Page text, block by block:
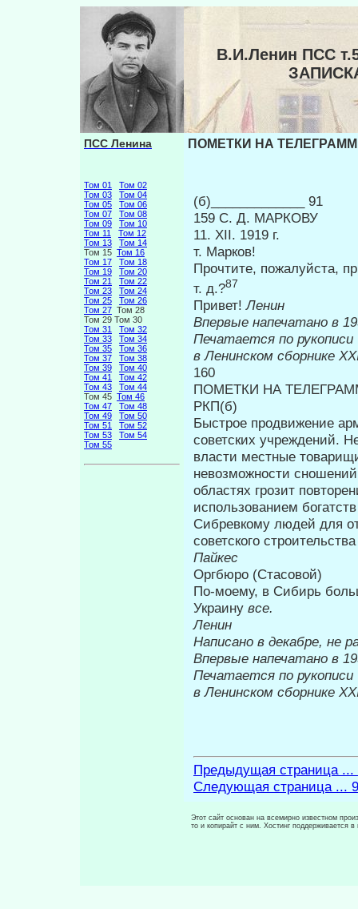
В.И.Ленин ПСС
ПСС Ленина
Том 01
Том 02
Том 03
Том 04
Том 05
Том 06
Том 07
Том 08
Том 09
Том 10
Том 11
Том 12
Том 13
Том 14
Том 15 Том 16
Том 17
Том 18
Том 19
Том 20
Том 21
Том 22
Том 23
Том 24
Том 25
Том 26
Том 27 Том 28
Том 29 Том 30
Том 31
Том 32
Том 33
Том 34
Том 35
Том 36
Том 37
Том 38
Том 39
Том 40
Том 41
Том 42
Том 43
Том 44
Том 45 Том 46
Том 47
Том 48
Том 49
Том 50
Том 51
Том 52
Том 53
Том 54
Том 55
ПОМЕТКИ НА
(б)_____________ 91
159 С. Д. МАРКОВУ
11. XII. 1919 г.
т. Марков!
Прочтите, пожалуйста,
т. д.?87
Привет!Ленин
Впервые
Печатается по рукописи
в Ленинском сборнике
160
ПОМЕТКИ НА
РКП(б)
Быстрое продвижение
советских учреждений.
власти местные
невозможности
областях грозит
использованием
Сибревкому людей для
советского
Пайкес
Оргбюро (Стасовой)
По-моему, в Сибирь
Украину все.
Ленин
Написано в декабре, не
Впервые
Печатается по рукописи
в Ленинском сборнике
Предыдущая страница ...
Следующая страница ...
Этот сайт основан на всемирно известном
то и копирайт с ним. Хостинг поддерживается